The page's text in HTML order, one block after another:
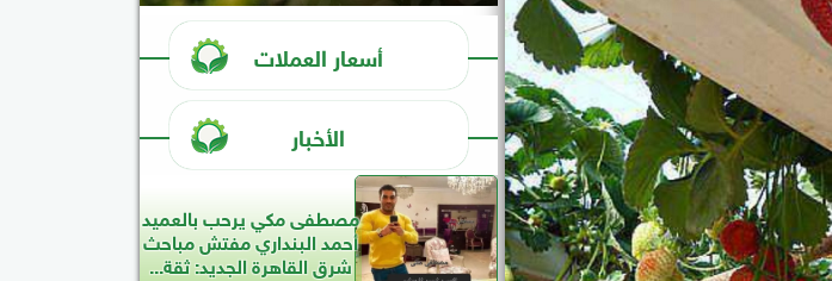
أسعار العملات
الأخبار
مصطفى مكي يرحب بالعميد
أحمد البنداري مفتش مباحث
شرق القاهرة الجديد: ثقة...